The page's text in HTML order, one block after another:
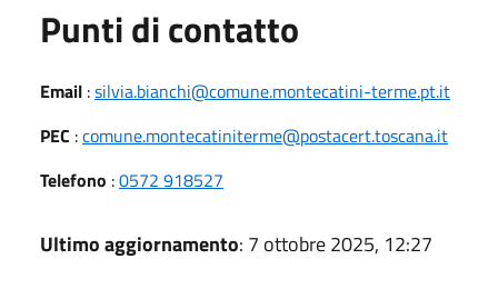
Punti di contatto
Email :silvia.bianchi@comune.montecatini-terme.pt.it
PEC :comune.montecatiniterme@postacert.toscana.it
Telefono :0572 918527
Ultimo aggiornamento: 7 ottobre 2025, 12:27